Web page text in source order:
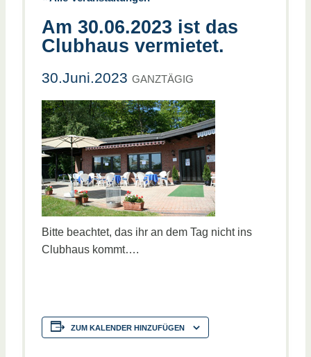
Am 30.06.2023 ist das
Clubhaus vermietet.
30.Juni.2023 GANZTÄGIG
Bitte beachtet, das ihr an dem Tag nicht ins
Clubhaus kommt….
ZUM KALENDER HINZUFÜGEN